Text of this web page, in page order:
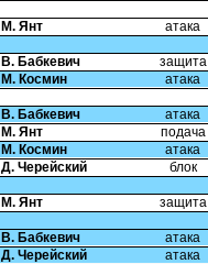
М. Янт атака
В. Бабкевич
защита
М. Космин атака
В. Бабкевич
атака
М. Янт
подача
М. Космин
атака
Д. Черейский блок
М. Янт защита
В. Бабкевич
атака
Д. Черейский атака